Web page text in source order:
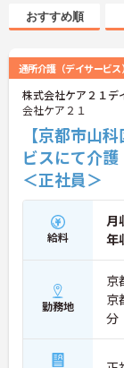
おすすめ順
通所介護（デイサービス）
株式会社ケア２１デ
会社ケア２１
【京都市山
ビスにて介
＜正社員＞
給料
月
年
勤務地
京
京
分